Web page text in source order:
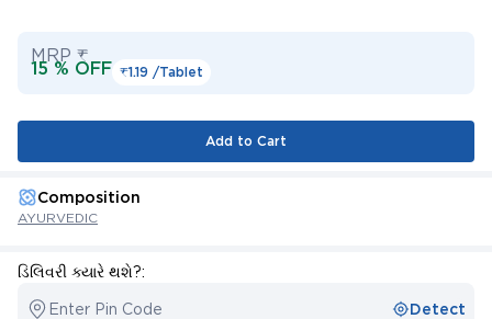
MRP ₹
15 % OFF ₹1.19 /Tablet
Add to Cart
Composition
AYURVEDIC
ડિલિવરી ક્યારે થશે?:
Enter Pin Code Detect